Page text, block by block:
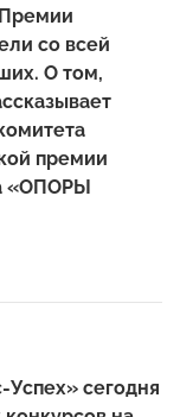
со всей
О том,
премии
«ОПОРЫ
Успех» сегодня